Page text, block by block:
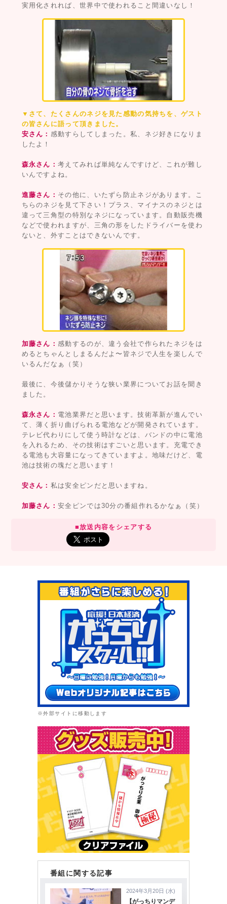
実用化されれば、世界中で使われること間違いなし！
▼さて、たくさんのネジを見た感動の気持ちを、ゲスト
の皆さんに語って頂きました。
安さん： 感動すらしてしまった。私、ネジ好きになりま
したよ！
森永さん：考えてみれば単純なんですけど、これが難し
いんですよね。
進藤さん： その他に、いたずら防止ネジがあります。こ
ちらのネジを見て下さい！プラス、マイナスのネジとは
違って三角型の特別なネジになっています。自動販売機
などで使われますが、三角の形をしたドライバーを使わ
ないと、外すことはできないんです。
加藤さん： 感動するのが、違う会社で作られたネジをは
めるとちゃんとしまるんだよ〜皆ネジで人生を楽しんで
いるんだなぁ（笑）
最後に、今後儲かりそうな狭い業界についてお話を聞き
ました。
森永さん： 電池業界だと思います。技術革新が進んでい
て、薄く折り曲げられる電池などが開発されています。
テレビ代わりにして使う時計などは、バンドの中に電池
を入れるため、その技術はすごいと思います。充電でき
る電池も大容量になってきていますよ。地味だけど、電
池は技術の塊だと思います！
安さん： 私は安全ピンだと思いますね。
加藤さん：安全ピンでは30分の番組作れるかなぁ（笑）
■放送内容をシェアする
※外部サイトに移動します
番組に関する記事